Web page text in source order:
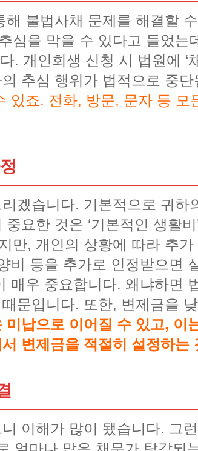
불법사채 문제를 해결할
심을 막을 수 있다고 들었는
. 개인회생 신청 시 법원에 ‘
추심 행위가 법적으로 중단
있죠. 전화, 방문, 문자 등
겠습니다. 기본적으로 귀
요한 것은 ‘기본적인 생활
만, 개인의 상황에 따라 추
비 등을 추가로 인정받으면
매우 중요합니다. 왜냐하면
문입니다. 또한, 변제금을
미납으로 이어질 수 있고, 이
변제금을 적절히 설정하는
이해가 많이 됐습니다. 그